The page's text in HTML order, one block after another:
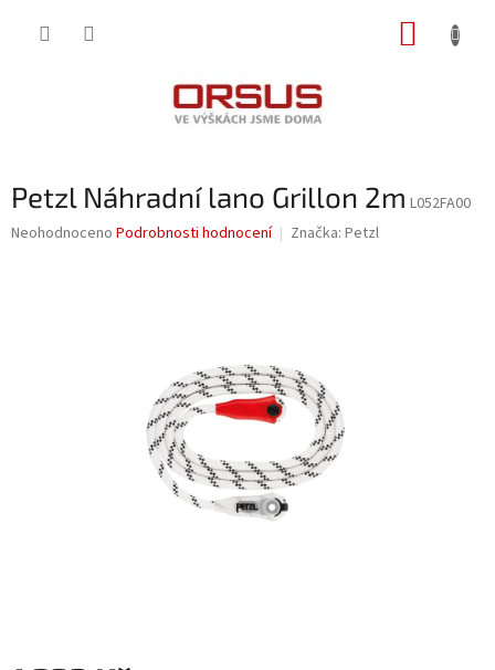
Petzl Náhradní lano Grillon 2m L052FA00
Průměrné
Neohodnoceno Podrobnosti hodnocení Značka: Petzl